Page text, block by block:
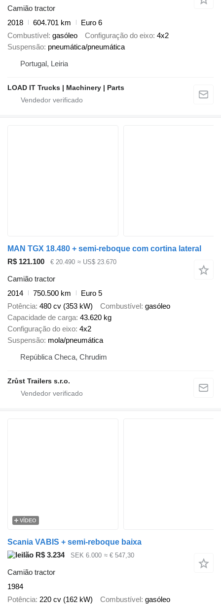
Camião tractor
2018
604.701 km
Euro 6
Combustível gasóleo Configuração do eixo 4x2
Suspensão pneumática/pneumática
Portugal, Leiria
LOAD IT Trucks | Machinery | Parts
MAN TGX 18.480 + semi-reboque com cortina lateral
R$ 121.100
€ 20.490 ≈ US$ 23.670
Camião tractor
2014
750.500 km
Euro 5
Potência 480 cv (353 kW) Combustível gasóleo
Capacidade de carga 43.620 kg
Configuração do eixo 4x2
Suspensão mola/pneumática
República Checa, Chrudim
Zrůst Trailers s.r.o.
VÍDEO
Scania VABIS + semi-reboque baixa
R$ 3.234
SEK 6.000 ≈ € 547,30
Camião tractor
1984
Potência 220 cv (162 kW) Combustível gasóleo